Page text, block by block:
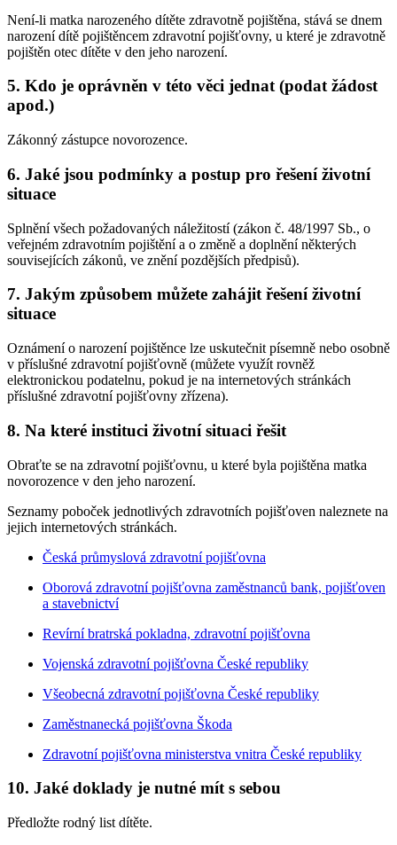
Není-li matka narozeného dítěte zdravotně pojištěna, stává se dnem
narození dítě pojištěncem zdravotní pojišťovny, u které je zdravotně
pojištěn otec dítěte v den jeho narození.
5. Kdo je oprávněn v této věci jednat (podat žádost
apod.)
Zákonný zástupce novorozence.
6. Jaké jsou podmínky a postup pro řešení životní
situace
Splnění všech požadovaných náležitostí (zákon č. 48/1997 Sb., o
veřejném zdravotním pojištění a o změně a doplnění některých
souvisejících zákonů, ve znění pozdějších předpisů).
7. Jakým způsobem můžete zahájit řešení životní
situace
Oznámení o narození pojištěnce lze uskutečnit písemně nebo osobně
v příslušné zdravotní pojišťovně (můžete využít rovněž
elektronickou podatelnu, pokud je na internetových stránkách
příslušné zdravotní pojišťovny zřízena).
8. Na které instituci životní situaci řešit
Obraťte se na zdravotní pojišťovnu, u které byla pojištěna matka
novorozence v den jeho narození.
Seznamy poboček jednotlivých zdravotních pojišťoven naleznete na
jejich internetových stránkách.
Česká průmyslová zdravotní pojišťovna
Oborová zdravotní pojišťovna zaměstnanců bank, pojišťoven
a stavebnictví
Revírní bratrská pokladna, zdravotní pojišťovna
Vojenská zdravotní pojišťovna České republiky
Všeobecná zdravotní pojišťovna České republiky
Zaměstnanecká pojišťovna Škoda
Zdravotní pojišťovna ministerstva vnitra České republiky
10. Jaké doklady je nutné mít s sebou
Předložte rodný list dítěte.